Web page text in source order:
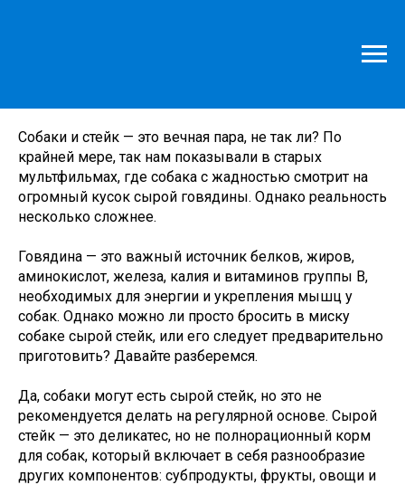
Собаки и стейк — это вечная пара, не так ли? По
крайней мере, так нам показывали в старых
мультфильмах, где собака с жадностью смотрит на
огромный кусок сырой говядины. Однако реальность
несколько сложнее.
Говядина — это важный источник белков, жиров,
аминокислот, железа, калия и витаминов группы B,
необходимых для энергии и укрепления мышц у
собак. Однако можно ли просто бросить в миску
собаке сырой стейк, или его следует предварительно
приготовить? Давайте разберемся.
Да, собаки могут есть сырой стейк, но это не
рекомендуется делать на регулярной основе. Сырой
стейк — это деликатес, но не полнорационный корм
для собак, который включает в себя разнообразие
других компонентов: субпродукты, фрукты, овощи и